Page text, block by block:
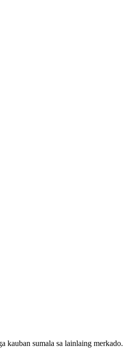
kauban sumala sa lainlaing merkado.